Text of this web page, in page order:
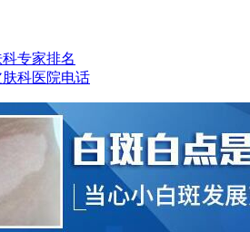
专家排名
肤科医院电话